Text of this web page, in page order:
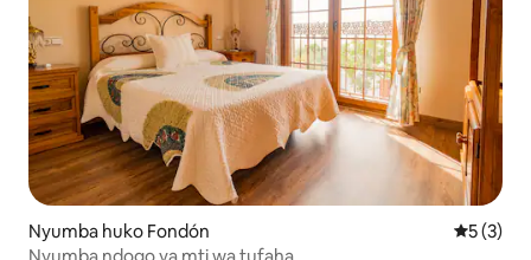
Nyumba huko Fondón
5 (3)